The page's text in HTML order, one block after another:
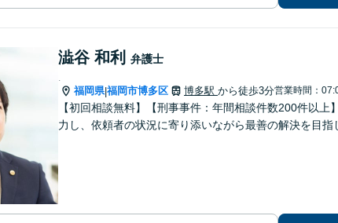
澁谷 和利 弁護士
.
福岡県|福岡市博多区 博多駅 から徒歩3分営業時間：
【初回相談無料】【刑事事件：年間相談件数200件以
力し、依頼者の状況に寄り添いながら最善の解決を目